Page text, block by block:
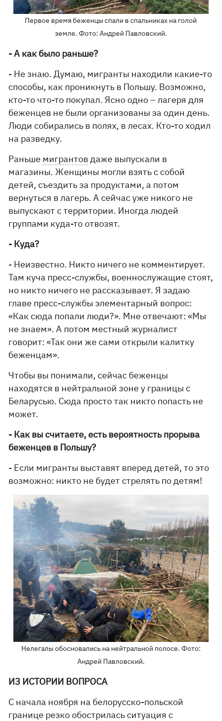
Первое время беженцы спали в спальниках на голой
земле. Фото: Андрей Павловский.
- А как было раньше?
- Не знаю. Думаю, мигранты находили какие-то
способы, как проникнуть в Польшу. Возможно,
кто-то что-то покупал. Ясно одно – лагеря для
беженцев не были организованы за один день.
Люди собирались в полях, в лесах. Кто-то ходил
на разведку.
Раньше мигрантов даже выпускали в
магазины. Женщины могли взять с собой
детей, съездить за продуктами, а потом
вернуться в лагерь. А сейчас уже никого не
выпускают с территории. Иногда людей
группами куда-то отвозят.
- Куда?
- Неизвестно. Никто ничего не комментирует.
Там куча пресс-службы, военнослужащие стоят,
но никто ничего не рассказывает. Я задаю
главе пресс-службы элементарный вопрос:
«Как сюда попали люди?». Мне отвечают: «Мы
не знаем». А потом местный журналист
говорит: «Так они же сами открыли калитку
беженцам».
Чтобы вы понимали, сейчас беженцы
находятся в нейтральной зоне у границы с
Беларусью. Сюда просто так никто попасть не
может.
- Как вы считаете, есть вероятность прорыва
беженцев в Польшу?
- Если мигранты выставят вперед детей, то это
возможно: никто не будет стрелять по детям!
Нелегалы обосновались на нейтральной полосе. Фото:
Андрей Павловский.
ИЗ ИСТОРИИ ВОПРОСА
С начала ноября на белорусско-польской
границе резко обострилась ситуация с